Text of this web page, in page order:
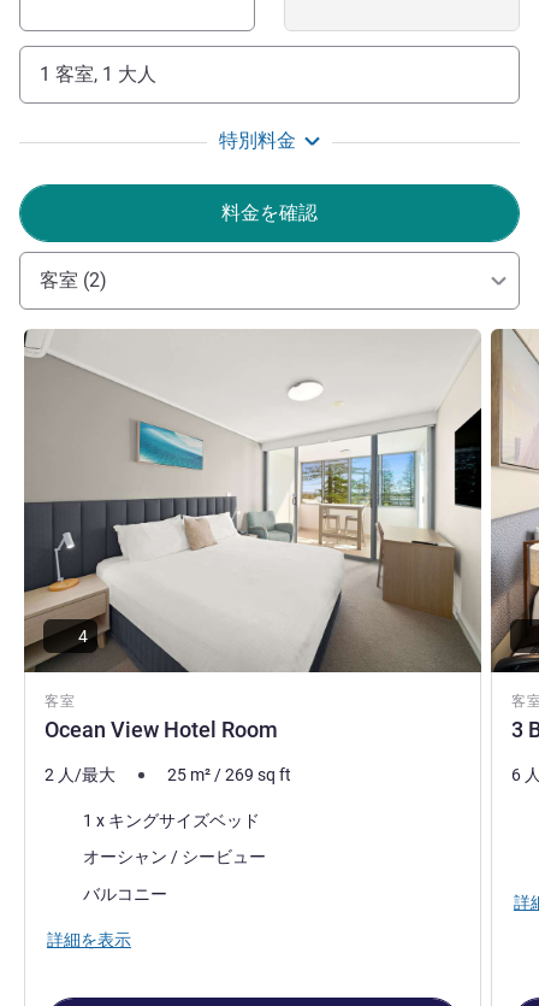
activities.
Ashleigh Shone ホテル経営
1 客室, 1 大人
特別料金
料金を確認
客室 (2)
客室
Ocean View Hotel Room
詳細を表示
4
2 人/最大 25 m²/269 sq ft
1 x キングサイズベッド
ビュー:オーシャン / シービュー
ほとんどの宿泊施設:
バルコニー
詳細を表示
客
3
詳細
6
詳